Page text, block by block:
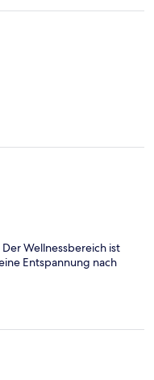
Wellnessbereich ist
Entspannung nach